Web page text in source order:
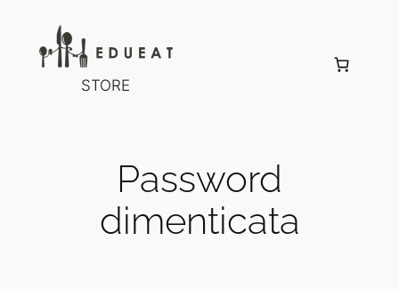
contenuto
STORE
Password
dimenticata